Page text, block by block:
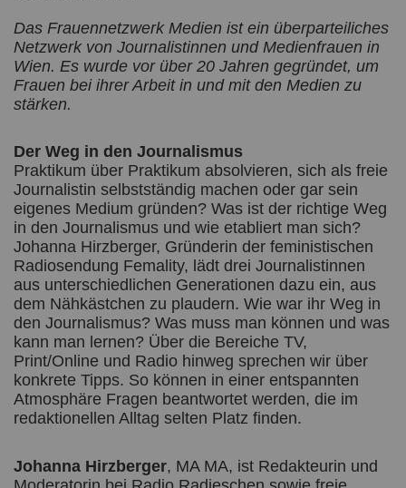
Das Frauennetzwerk Medien ist ein überparteiliches
Netzwerk von Journalistinnen und Medienfrauen in
Wien. Es wurde vor über 20 Jahren gegründet, um
Frauen bei ihrer Arbeit in und mit den Medien zu
stärken.
Der Weg in den Journalismus
Praktikum über Praktikum absolvieren, sich als freie
Journalistin selbstständig machen oder gar sein
eigenes Medium gründen? Was ist der richtige Weg
in den Journalismus und wie etabliert man sich?
Johanna Hirzberger, Gründerin der feministischen
Radiosendung Femality, lädt drei Journalistinnen
aus unterschiedlichen Generationen dazu ein, aus
dem Nähkästchen zu plaudern. Wie war ihr Weg in
den Journalismus? Was muss man können und was
kann man lernen? Über die Bereiche TV,
Print/Online und Radio hinweg sprechen wir über
konkrete Tipps. So können in einer entspannten
Atmosphäre Fragen beantwortet werden, die im
redaktionellen Alltag selten Platz finden.
Johanna Hirzberger, MA MA, ist Redakteurin und